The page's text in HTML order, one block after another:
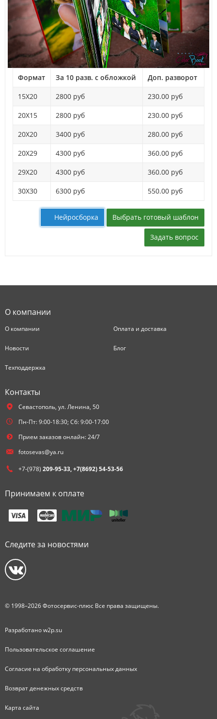
Формат За 10 разв. с обложкой Доп. разворот
15X20 2800 руб 230.00 руб
20X15 2800 руб 230.00 руб
20X20 3400 руб 280.00 руб
20X29 4300 руб 360.00 руб
29X20 4300 руб 360.00 руб
30X30 6300 руб 550.00 руб
Нейросборка Выбрать готовый шаблон
Задать вопрос
О компании
О компании Оплата и доставка
Новости Блог
Техподдержка
Контакты
Севастополь, ул. Ленина, 50
Пн-Пт: 9:00-18:30; Сб: 9:00-17:00
Прием заказов онлайн: 24/7
fotosevas@ya.ru
+7-(978) 209-95-33, +7(8692) 54-53-56
Принимаем к оплате
Следите за новостями
© 1998–2026 Фотосервис-плюс Все права защищены.
Разработаноw2p.su
Пользовательское соглашение
Согласие на обработку персональных данных
Возврат денежных средств
Карта сайта